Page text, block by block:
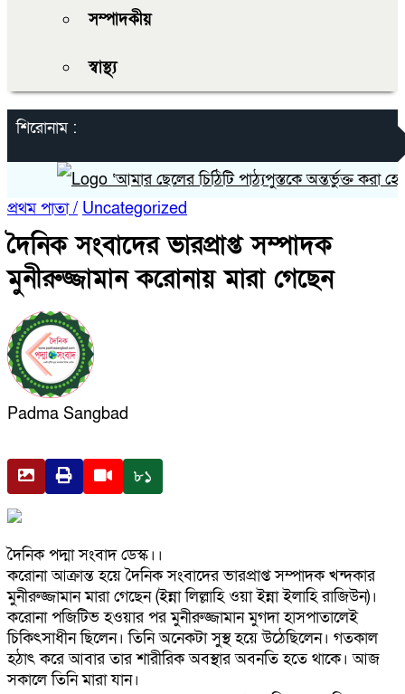
সম্পাদকীয়
স্বাস্থ্য
শিরোনাম :
‘আমার ছেলের চিঠিটি পাঠ্যপুস্তকে অন্তর্ভুক্ত করা হোক’
প্রথম পাতা / Uncategorized
দৈনিক সংবাদের ভারপ্রাপ্ত সম্পাদক
মুনীরুজ্জামান করোনায় মারা গেছেন
Padma Sangbad
৮১
দৈনিক পদ্মা সংবাদ ডেস্ক।।
করোনা আক্রান্ত হয়ে দৈনিক সংবাদের ভারপ্রাপ্ত সম্পাদক খন্দকার
মুনীরুজ্জামান মারা গেছেন (ইন্না লিল্লাহি ওয়া ইন্না ইলাহি রাজিউন)।
করোনা পজিটিভ হওয়ার পর মুনীরুজ্জামান মুগদা হাসপাতালেই
চিকিৎসাধীন ছিলেন। তিনি অনেকটা সুস্থ হয়ে উঠেছিলেন। গতকাল
হঠাৎ করে আবার তার শারীরিক অবস্থার অবনতি হতে থাকে। আজ
সকালে তিনি মারা যান।